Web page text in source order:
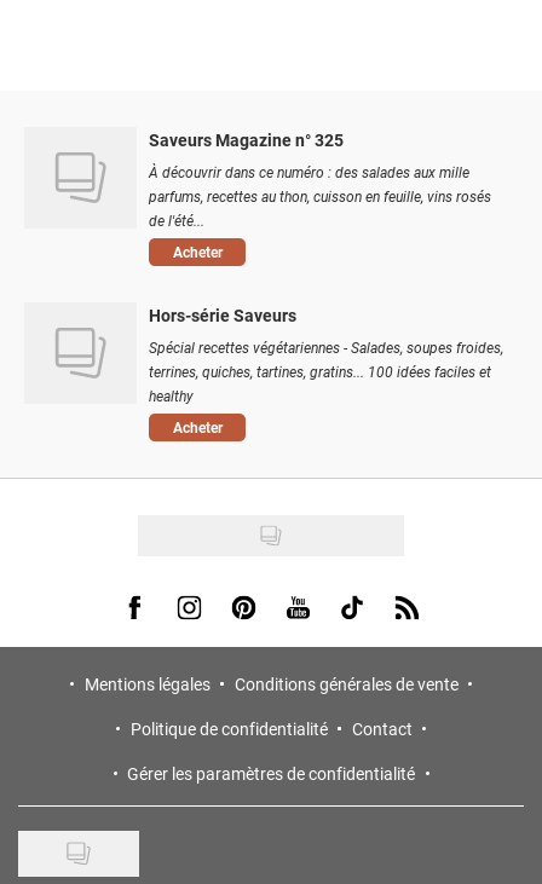
Saveurs Magazine n° 325
À découvrir dans ce numéro : des salades aux mille
parfums, recettes au thon, cuisson en feuille, vins rosés
de l'été...
Acheter
Hors-série Saveurs
Spécial recettes végétariennes - Salades, soupes froides,
terrines, quiches, tartines, gratins... 100 idées faciles et
healthy
Acheter
Visit us on Facebook
Visit us on Instagram
Visit us on Pinterest
Visit us on Youtube
Visit us on Tiktok
Visit us on Rss
Mentions légales
Conditions générales de vente
Politique de confidentialité
Contact
Gérer les paramètres de confidentialité